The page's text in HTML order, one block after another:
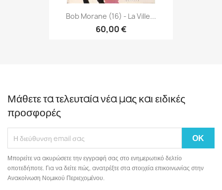
Bob Morane (16) - La Ville...
60,00 €
Μάθετε τα τελευταία νέα μας και ειδικές
προσφορές
Μπορείτε να ακυρώσετε την εγγραφή σας στο ενημερωτικό δελτίο
οποτεδήποτε. Για να δείτε πώς, ανατρέξτε στα στοιχεία επικοινωνίας στην
Ανακοίνωση Νομικού Περιεχομένου.